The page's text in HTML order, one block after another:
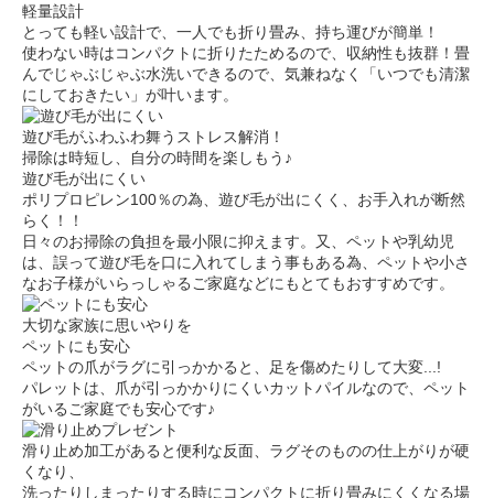
軽量設計
とっても軽い設計で、一人でも折り畳み、持ち運びが簡単！
使わない時はコンパクトに折りたためるので、収納性も抜群！畳
んでじゃぶじゃぶ水洗いできるので、気兼ねなく「いつでも清潔
にしておきたい」が叶います。
遊び毛がふわふわ舞うストレス解消！
掃除は時短し、自分の時間を楽しもう♪
遊び毛が出にくい
ポリプロピレン100％の為、遊び毛が出にくく、お手入れが断然
らく！！
日々のお掃除の負担を最小限に抑えます。又、ペットや乳幼児
は、誤って遊び毛を口に入れてしまう事もある為、ペットや小さ
なお子様がいらっしゃるご家庭などにもとてもおすすめです。
大切な家族に思いやりを
ペットにも安心
ペットの爪がラグに引っかかると、足を傷めたりして大変...!
パレットは、爪が引っかかりにくいカットパイルなので、ペット
がいるご家庭でも安心です♪
滑り止め加工があると便利な反面、ラグそのものの仕上がりが硬
くなり、
洗ったりしまったりする時にコンパクトに折り畳みにくくなる場